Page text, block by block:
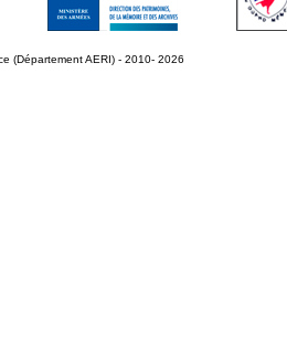
(Département AERI) - 2010- 2026